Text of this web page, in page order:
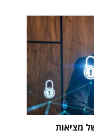
של מציאות